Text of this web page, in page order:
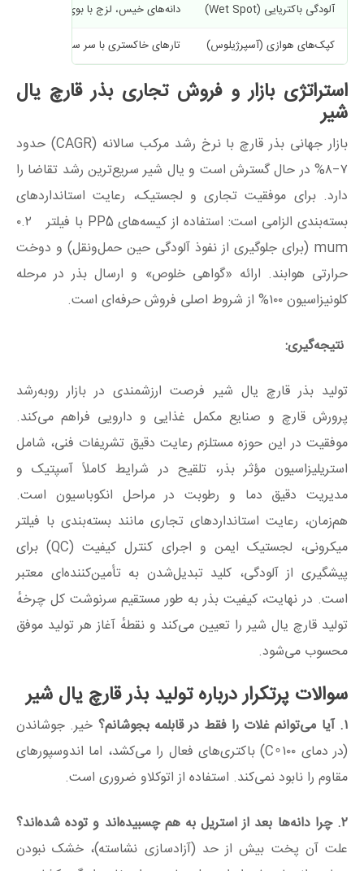
آلودگی باکتریایی (Wet Spot)
دانه‌های خیس، لزج با بوی تند سرکه یا
کپک‌های هوازی (آسپرژیلوس)
تارهای خاکستری با سر سیاه یا پودر زرد/
استراتژی بازار و فروش تجاری بذر قارچ یال
شیر
بازار جهانی بذر قارچ با نرخ رشد مرکب سالانه (CAGR) حدود
۷−۸%
در حال گسترش است و یال شیر سریع‌ترین رشد تقاضا را
دارد. برای موفقیت تجاری و لجستیک، رعایت استانداردهای
بسته‌بندی الزامی است: استفاده از کیسه‌های PP5 با فیلتر
۰.۲
mum
(برای جلوگیری از نفوذ آلودگی حین حمل‌ونقل) و دوخت
حرارتی هوابند. ارائه «گواهی خلوص» و ارسال بذر در مرحله
کلونیزاسیون۱۰۰% از شروط اصلی فروش حرفه‌ای است.
نتیجه‌گیری:
تولید بذر قارچ یال شیر فرصت ارزشمندی در بازار روبه‌رشد
پرورش قارچ و صنایع مکمل غذایی و دارویی فراهم می‌کند.
موفقیت در این حوزه مستلزم رعایت دقیق تشریفات فنی، شامل
استریلیزاسیون مؤثر بذر، تلقیح در شرایط کاملاً آسپتیک و
مدیریت دقیق دما و رطوبت در مراحل انکوباسیون است.
هم‌زمان، رعایت استانداردهای تجاری مانند بسته‌بندی با فیلتر
میکرونی، لجستیک ایمن و اجرای کنترل کیفیت (QC) برای
پیشگیری از آلودگی، کلید تبدیل‌شدن به تأمین‌کننده‌ای معتبر
است. در نهایت، کیفیت بذر به طور مستقیم سرنوشت کل چرخهٔ
تولید قارچ یال شیر را تعیین می‌کند و نقطهٔ آغاز هر تولید موفق
محسوب می‌شود.
سوالات پرتکرار درباره تولید بذر قارچ یال شیر
۱. آیا می‌توانم غلات را فقط در قابلمه بجوشانم؟
خیر. جوشاندن
(در دمای ۱۰۰∘ C) باکتری‌های فعال را می‌کشد، اما اندوسپورهای
مقاوم را نابود نمی‌کند. استفاده از اتوکلاو ضروری است.
۲. چرا دانه‌ها بعد از استریل به هم چسبیده‌اند و توده شده‌اند؟
علت آن پخت بیش از حد (آزادسازی نشاسته)، خشک نبودن